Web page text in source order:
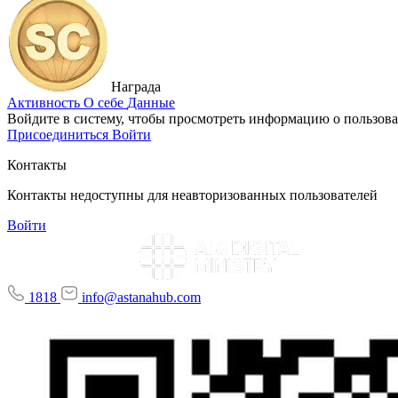
Награда
Активность О себе Данные
Войдите в систему, чтобы просмотреть информацию о
Присоединиться Войти
Контакты
Контакты недоступны для неавторизованных пользователей
Войти
1818 info@astanahub.com